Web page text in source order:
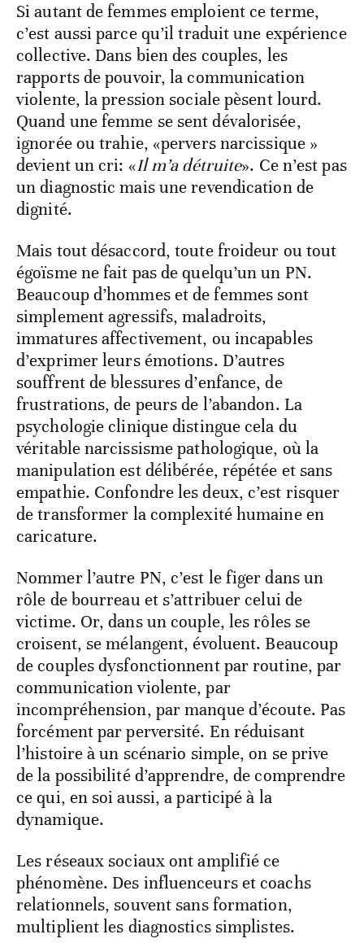
Si autant de femmes emploient ce terme,
c’est aussi parce qu’il traduit une expérience
collective. Dans bien des couples, les
rapports de pouvoir, la communication
violente, la pression sociale pèsent lourd.
Quand une femme se sent dévalorisée,
ignorée ou trahie, «pervers narcissique »
devient un cri: «Il m’a détruite». Ce n’est pas
un diagnostic mais une revendication de
dignité.
Mais tout désaccord, toute froideur ou tout
égoïsme ne fait pas de quelqu’un un PN.
Beaucoup d’hommes et de femmes sont
simplement agressifs, maladroits,
immatures affectivement, ou incapables
d’exprimer leurs émotions. D’autres
souffrent de blessures d’enfance, de
frustrations, de peurs de l’abandon. La
psychologie clinique distingue cela du
véritable narcissisme pathologique, où la
manipulation est délibérée, répétée et sans
empathie. Confondre les deux, c’est risquer
de transformer la complexité humaine en
caricature.
Nommer l’autre PN, c’est le figer dans un
rôle de bourreau et s’attribuer celui de
victime. Or, dans un couple, les rôles se
croisent, se mélangent, évoluent. Beaucoup
de couples dysfonctionnent par routine, par
communication violente, par
incompréhension, par manque d’écoute. Pas
forcément par perversité. En réduisant
l’histoire à un scénario simple, on se prive
de la possibilité d’apprendre, de comprendre
ce qui, en soi aussi, a participé à la
dynamique.
Les réseaux sociaux ont amplifié ce
phénomène. Des influenceurs et coachs
relationnels, souvent sans formation,
multiplient les diagnostics simplistes.